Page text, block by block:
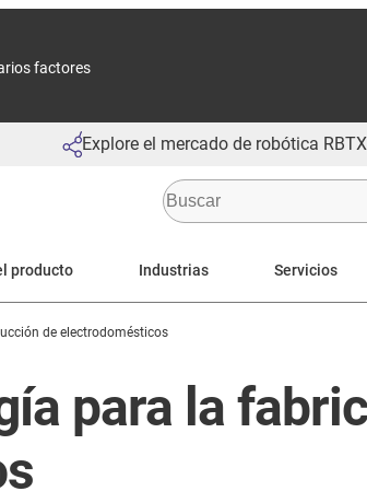
factores
Explore el mercado de robótica RBTX
producto Industrias Servicios
de electrodomésticos
para la